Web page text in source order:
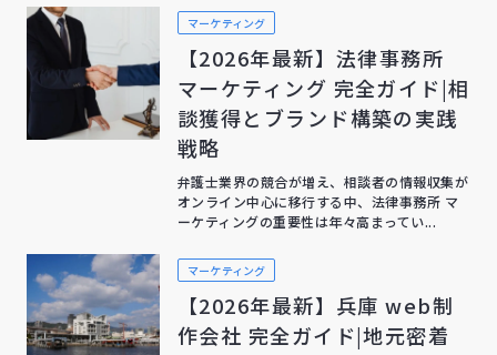
マーケティング
【2026年最新】法律事務所
マーケティング 完全ガイド|相
談獲得とブランド構築の実践
戦略
弁護士業界の競合が増え、相談者の情報収集が
オンライン中心に移行する中、法律事務所 マ
ーケティングの重要性は年々高まってい...
マーケティング
【2026年最新】兵庫 web制
作会社 完全ガイド|地元密着